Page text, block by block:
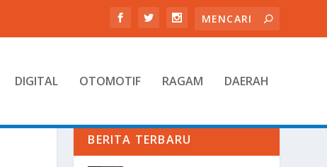
DIGITAL OTOMOTIF RAGAM DAERAH
BERITA TERBARU